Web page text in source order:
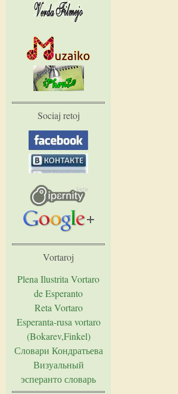
Sociaj retoj
Vortaroj
Plena Ilustrita Vortaro
de Esperanto
Reta Vortaro
Esperanta-rusa vortaro
(Bokarev,Finkel)
Словари Кондратьева
Визуальный
эсперанто словарь